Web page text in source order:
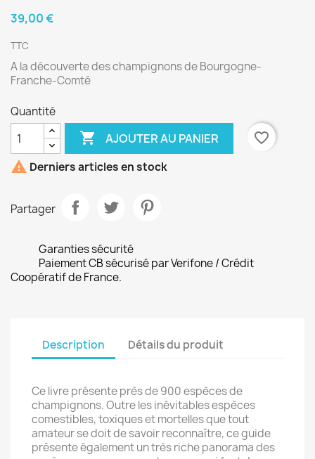
39,00 €
TTC
A la découverte des champignons de Bourgogne-
Franche-Comté
Quantité
 AJOUTER AU PANIER
favorite_border
 Derniers articles en stock
Partager
Garanties sécurité
Paiement CB sécurisé par Verifone / Crédit
Coopératif de France.
Description Détails du produit
Ce livre présente près de 900 espèces de
champignons. Outre les inévitables espèces
comestibles, toxiques et mortelles que tout
amateur se doit de savoir reconnaître, ce guide
présente également un très riche panorama des